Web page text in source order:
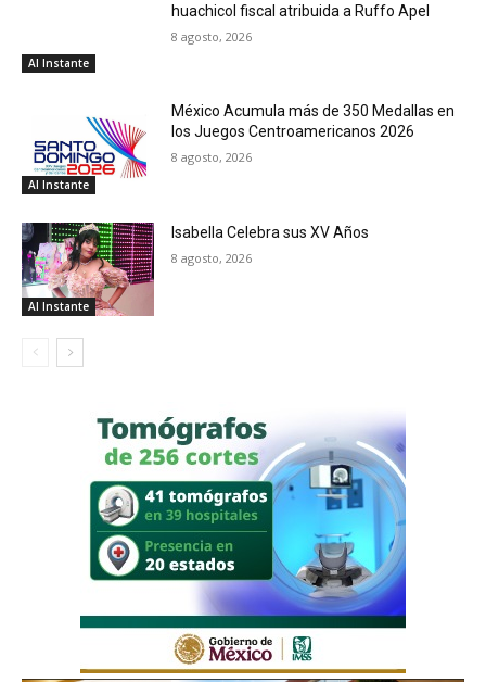
Al Instante
huachicol fiscal atribuida a Ruffo Apel
8 agosto, 2026
Al Instante
México Acumula más de 350 Medallas en
los Juegos Centroamericanos 2026
8 agosto, 2026
Al Instante
Isabella Celebra sus XV Años
8 agosto, 2026